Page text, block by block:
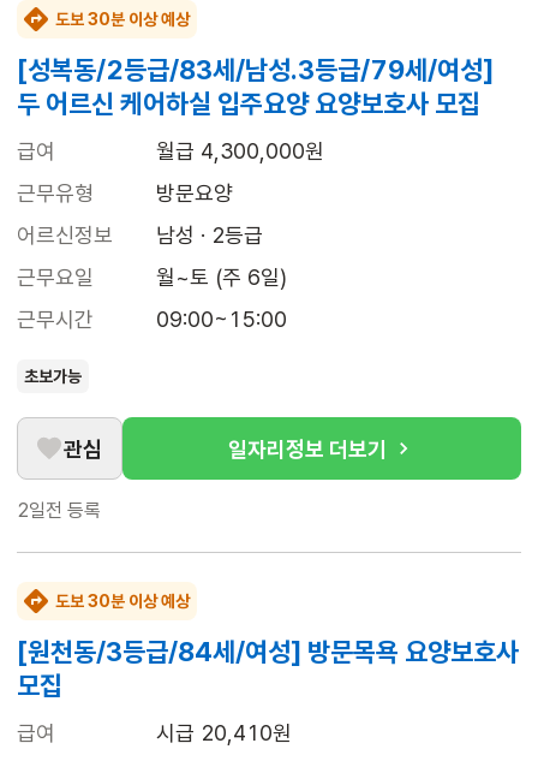
도보 30분 이상 예상
[성복동/2등급/83세/남성.3등급/79세/여성]
두 어르신 케어하실 입주요양 요양보호사 모집
급여
월급 4,300,000원
근무유형
방문요양
어르신정보
남성 · 2등급
근무요일
월~토 (주 6일)
근무시간
09:00~15:00
초보가능
관심 일자리정보 더보기
2일전 등록
도보 30분 이상 예상
[원천동/3등급/84세/여성] 방문목욕 요양보호사
모집
급여
시급 20,410원